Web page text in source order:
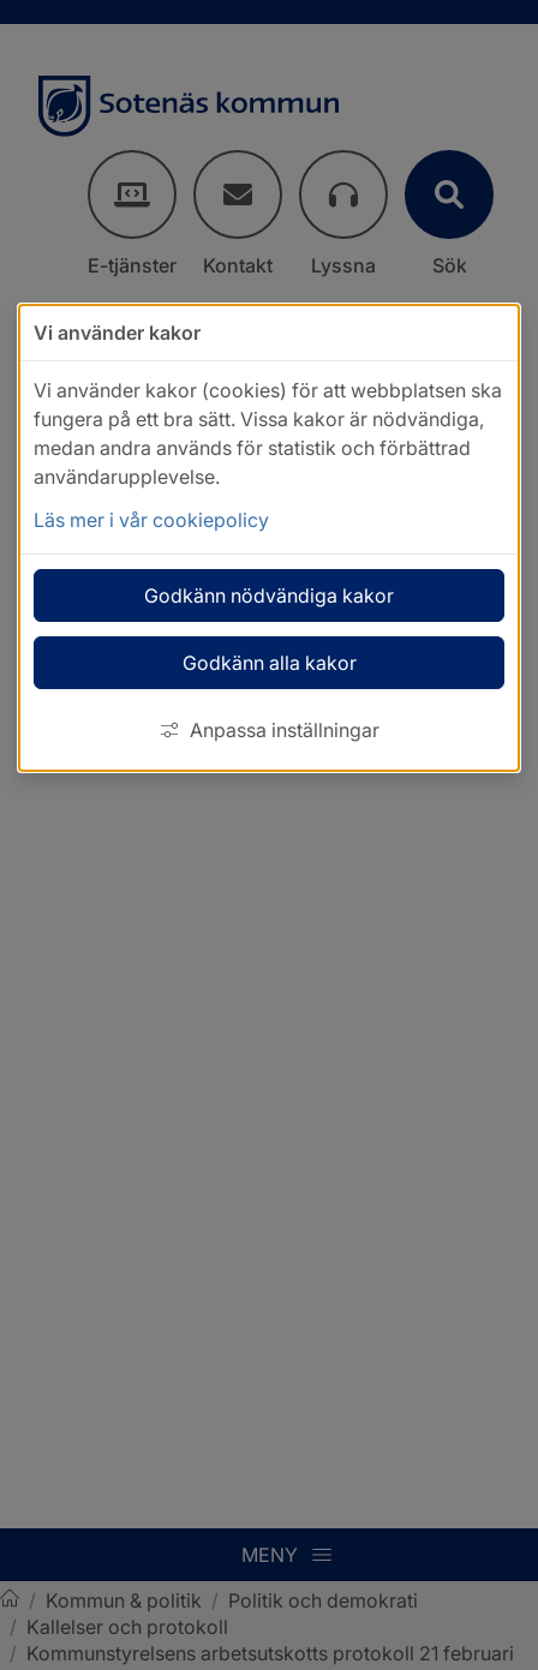
E-tjänster Kontakt Lyssna Sök
MENY
Sotenäs kommun
/ Kommun & politik / Politik och demokrati
/ Kallelser och protokoll
/ Kommunstyrelsens arbetsutskotts protokoll 21 februari
Vi använder kakor
Vi använder kakor (cookies) för att webbplatsen ska
fungera på ett bra sätt. Vissa kakor är nödvändiga,
medan andra används för statistik och förbättrad
användarupplevelse.
Läs mer i vår cookiepolicy
Godkänn nödvändiga kakor
Godkänn alla kakor
Anpassa inställningar